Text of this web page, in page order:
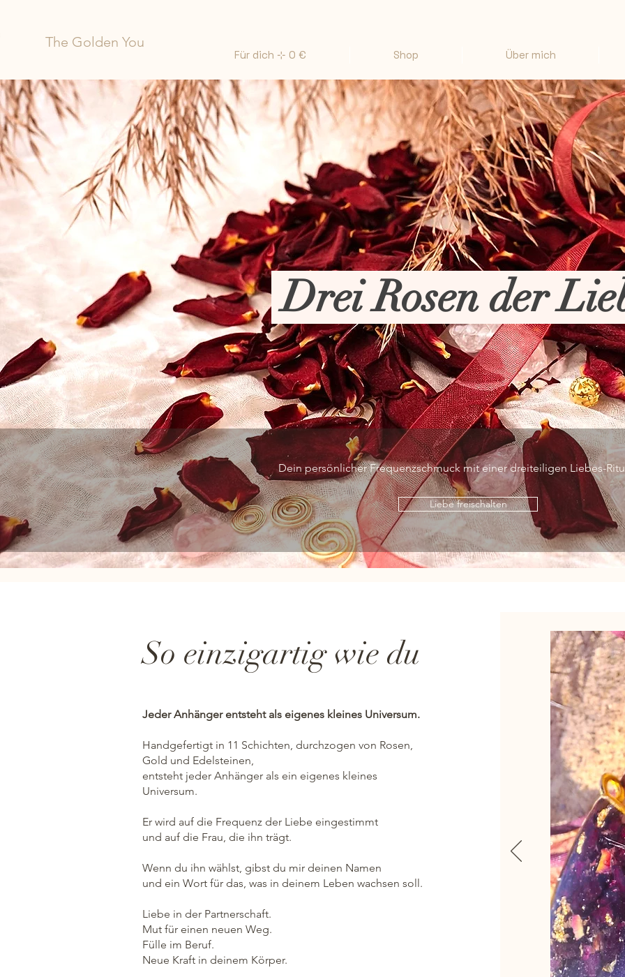
Für dich ⊹ 0 € Shop Über mich
The Golden You
So einzigartig wie du
Jeder Anhänger entsteht als eigenes kleines Universum.
Handgefertigt in 11 Schichten, durchzogen von Rosen,
Gold und Edelsteinen,
entsteht jeder Anhänger als ein eigenes kleines
Universum.
Er wird auf die Frequenz der Liebe eingestimmt
und auf die Frau, die ihn trägt.
Wenn du ihn wählst, gibst du mir deinen Namen
und ein Wort für das, was in deinem Leben wachsen soll.
Liebe in der Partnerschaft.
Mut für einen neuen Weg.
Fülle im Beruf.
Neue Kraft in deinem Körper.
Drei Rosen der
Dein persönlicher Frequenzschmuck mit einer dreiteiligen Liebes-
Liebe freischalten